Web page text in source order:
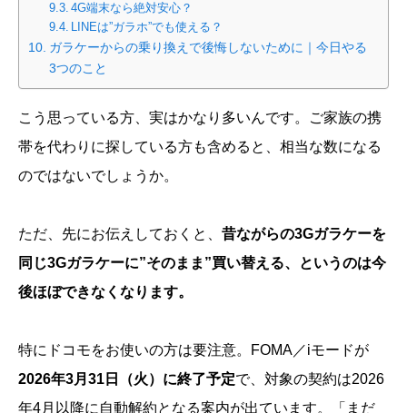
4G端末なら絶対安心？
LINEは”ガラホ”でも使える？
ガラケーからの乗り換えで後悔しないために｜今日やる
3つのこと
こう思っている方、実はかなり多いんです。ご家族の携
帯を代わりに探している方も含めると、相当な数になる
のではないでしょうか。
ただ、先にお伝えしておくと、 昔ながらの3Gガラケーを
同じ3Gガラケーに”そのまま”買い替える、というのは今
後ほぼできなくなります。
特にドコモをお使いの方は要注意。FOMA／iモードが
2026年3月31日（火）に終了予定で、対象の契約は2026
年4月以降に自動解約となる案内が出ています。「まだ